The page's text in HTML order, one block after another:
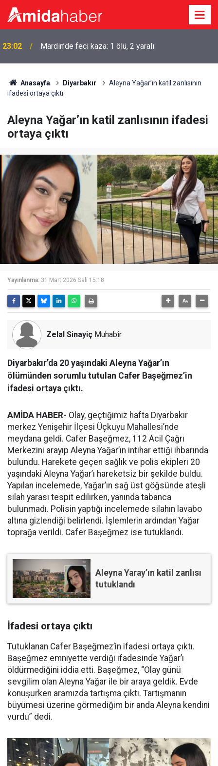
22:50 Cumhurbaşkanı Erdoğan Suudi Arabistan’a gidiyor
Anasayfa Diyarbakır
Aleyna Yağar’ın katil zanlısının
ifadesi ortaya çıktı
Aleyna Yağar’ın katil zanlısının ifadesi
ortaya çıktı
Yayınlanma: 31 Mart 2026 Salı 15:18
Zelal Sinayiç Muhabir
Diyarbakır’da 20 yaşındaki Aleyna Yağar’ın
ölümünden sorumlu tutulan Cafer Başeğmez’in
ifadesi ortaya çıktı.
AMİDA HABER- Olay, geçtiğimiz hafta Diyarbakır
merkez Yenişehir İlçesi Üçkuyu Mahallesi’nde
meydana geldi. Cafer Başeğmez, 112 Acil Çağrı
Merkezini arayıp Aleyna Yağar’ın intihar ettiği ihbarında
bulundu. Harekete geçen sağlık ve polis ekipleri 20
yaşındaki Aleyna Yağar’ı hareketsiz bir şekilde buldu.
Yapılan incelemede, Yağar’ın sağ üst göğsünde ateşli
silah yarası tespit edilirken, yanında tabanca
bulunmadı. Polisin yaptığı incelemede silahın lavabo
altına gizlendiği belirlendi. İşlemlerin ardından Yağar
toprağa verildi. Cafer Başeğmez ise tutuklandı.
Aleyna Yaray’ın katil zanlısı
tutuklandı
İfadesi ortaya çıktı
Tutuklanan Cafer Başeğmez’in ifadesi ortaya çıktı.
Başeğmez emniyette verdiği ifadesinde Yağar’ı
öldürmediğini iddia etti. Başeğmez, “Olay günü
sevgilim olan Aleyna Yağar ile bir araya geldik. Evde
konuşurken aramızda tartışma çıktı. Tartışmanın
büyümesi üzerine görmediğim bir anda Aleyna kendini
vurdu” dedi.